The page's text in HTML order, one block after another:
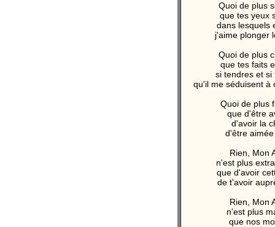
Quoi de plus
que tes yeux
dans lesquels
j'aime plonger
Quoi de plus
que tes faits
si tendres et si
qu'il me séduisent à
Quoi de plus
que d'être
d'avoir la
d'être
Rien, Mon
n'est plus
que d'avoir
de t'avoir
Rien, Mon
n'est plus
que nos